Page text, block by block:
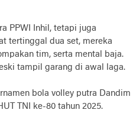
PPWI Inhil, tetapi juga
tertinggal dua set, mereka
tim, serta mental baja.
tampil garang di awal laga.
bola volley putra Dandim
TNI ke-80 tahun 2025.